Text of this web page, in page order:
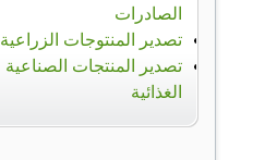
الصادرات
تصدير المنتوجات الزراعية
تصدير المنتجات الصناعية
الغذائية